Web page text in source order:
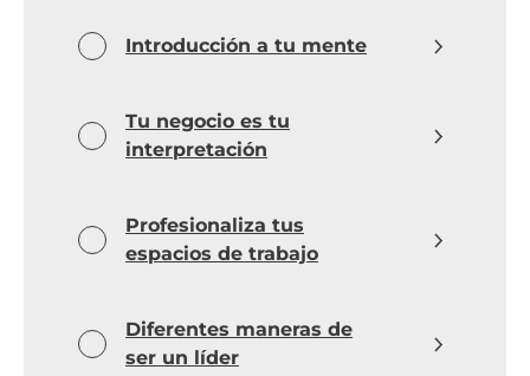
Introducción a tu mente
Tu negocio es tu
interpretación
Profesionaliza tus
espacios de trabajo
Diferentes maneras de
ser un líder